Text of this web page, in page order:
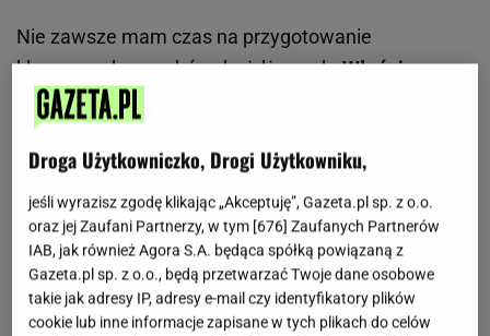
Nie zawsze mam czas na przygotowanie
klasycznych racuchów drożdżowych.Właśnie
dlatego coraz częściej wybieram szybszą wersję z
jogurtem i proszkiem do pieczenia.
truskawkami przygotowane w ten sposób nie
wymagają wyrastania, a mimo to są miękkie i
bardzo delikatne. Świeżeowocedodają im lekkości i
przyjemnej soczystości. To prosty przepis, który
sprawdza się zarówno na śniadanie, jak i słodki
podwieczorek.
Droga Użytkowniczko, Drogi Użytkowniku,
jeśli wyrazisz zgodę klikając „Akceptuję”, Gazeta.pl sp. z o.o.
oraz jej Zaufani Partnerzy, w tym [676] Zaufanych Partnerów
IAB, jak również Agora S.A. będąca spółką powiązaną z
Gazeta.pl sp. z o.o., będą przetwarzać Twoje dane osobowe
takie jak adresy IP, adresy e-mail czy identyfikatory plików
cookie lub inne informacje zapisane w tych plikach do celów